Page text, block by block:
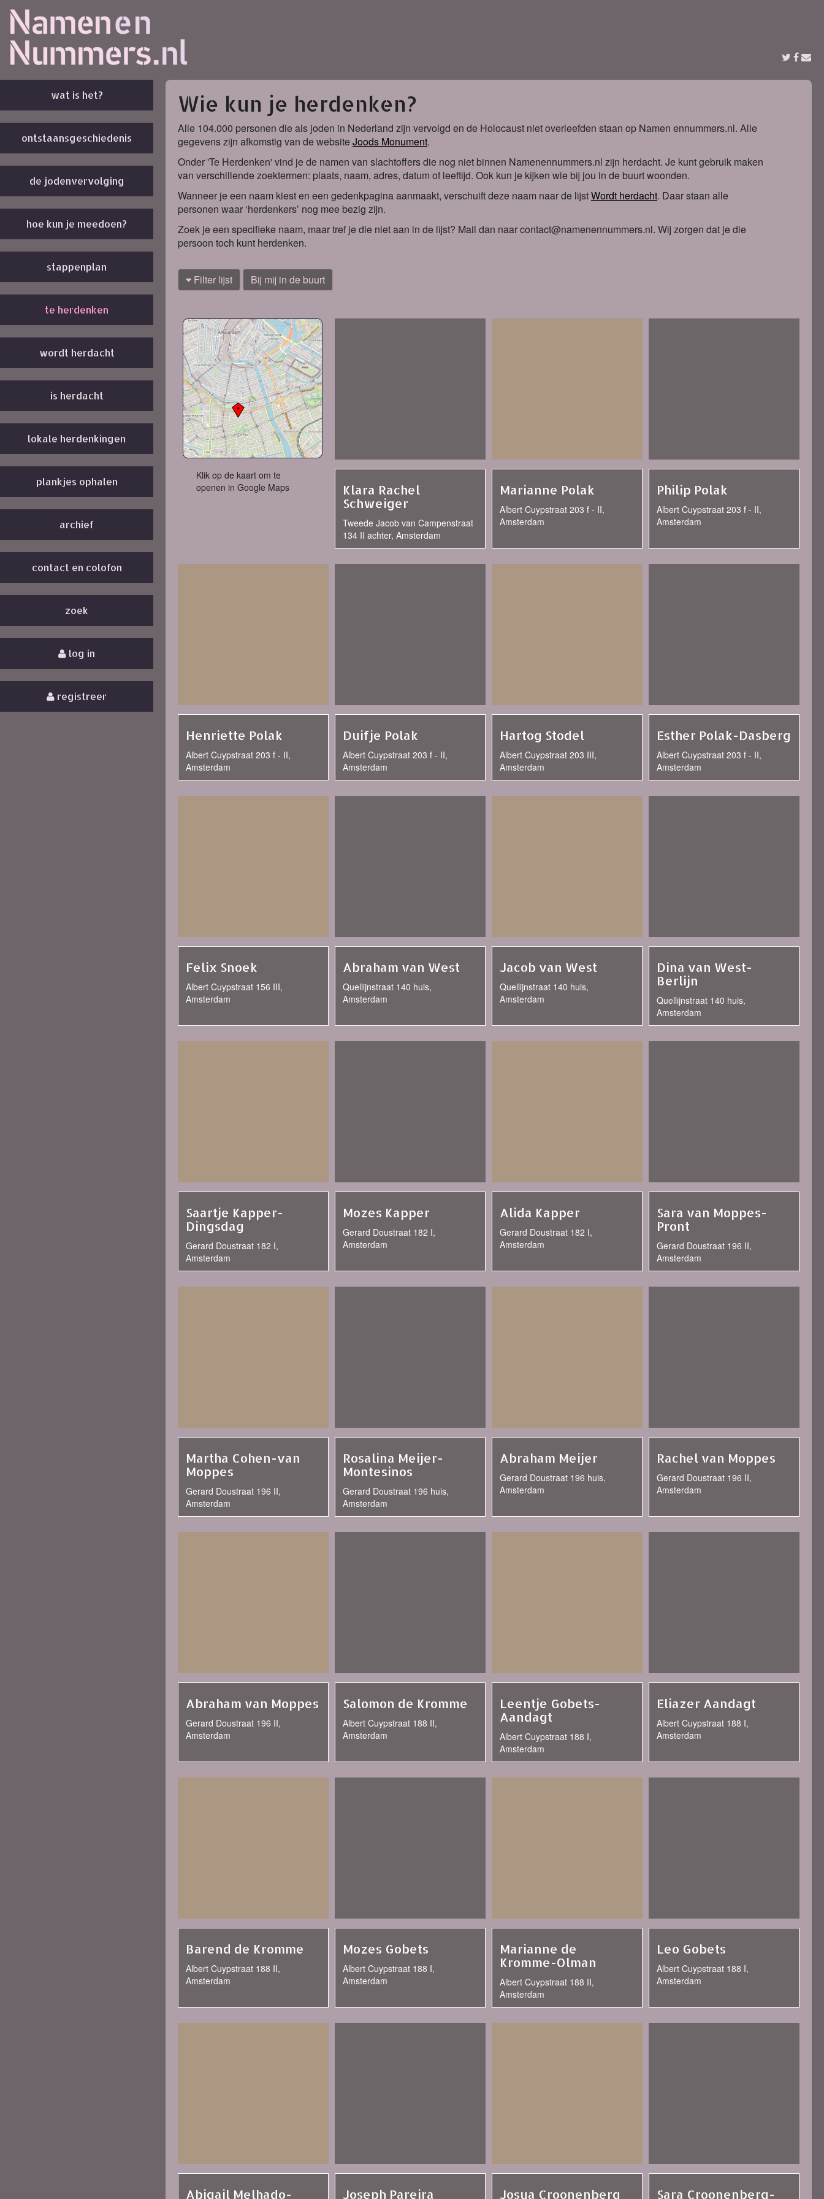
wat is het?
ontstaansgeschiedenis
de jodenvervolging
hoe kun je meedoen?
stappenplan
te herdenken
wordt herdacht
is herdacht
lokale herdenkingen
plankjes ophalen
archief
contact en colofon
zoek
log in
registreer
Wie kun je herdenken?
Alle 104.000 personen die als joden in Nederland zijn vervolgd en de Holocaust niet overleefden staan op Namen ennummers.nl. Alle
gegevens zijn afkomstig van de websiteJoods Monument.
Onder 'Te Herdenken' vind je de namen van slachtoffers die nog niet binnen Namenennummers.nl zijn herdacht. Je kunt gebruik maken
van verschillende zoektermen: plaats, naam, adres, datum of leeftijd. Ook kun je kijken wie bij jou in de buurt woonden.
Wanneer je een naam kiest en een gedenkpagina aanmaakt, verschuift deze naam naar de lijstWordt herdacht. Daar staan alle
personen waar ‘herdenkers’ nog mee bezig zijn.
Zoek je een specifieke naam, maar tref je die niet aan in de lijst? Mail dan naar contact@namenennummers.nl. Wij zorgen dat je die
persoon toch kunt herdenken.
Filter lijst Bij mij in de buurt
Klik op de kaart om te
openen in Google Maps
Klara Rachel
Schweiger
Tweede Jacob van Campenstraat
134 II achter, Amsterdam
Marianne Polak
Albert Cuypstraat 203 f - II,
Amsterdam
Philip Polak
Albert Cuypstraat 203 f - II,
Amsterdam
Henriette Polak
Albert Cuypstraat 203 f - II,
Amsterdam
Duifje Polak
Albert Cuypstraat 203 f - II,
Amsterdam
Hartog Stodel
Albert Cuypstraat 203 III,
Amsterdam
Esther Polak-Dasberg
Albert Cuypstraat 203 f - II,
Amsterdam
Felix Snoek
Albert Cuypstraat 156 III,
Amsterdam
Abraham van West
Quellijnstraat 140 huis,
Amsterdam
Jacob van West
Quellijnstraat 140 huis,
Amsterdam
Dina van West-
Berlijn
Quellijnstraat 140 huis,
Amsterdam
Saartje Kapper-
Dingsdag
Gerard Doustraat 182 I,
Amsterdam
Mozes Kapper
Gerard Doustraat 182 I,
Amsterdam
Alida Kapper
Gerard Doustraat 182 I,
Amsterdam
Sara van Moppes-
Pront
Gerard Doustraat 196 II,
Amsterdam
Martha Cohen-van
Moppes
Gerard Doustraat 196 II,
Amsterdam
Rosalina Meijer-
Montesinos
Gerard Doustraat 196 huis,
Amsterdam
Abraham Meijer
Gerard Doustraat 196 huis,
Amsterdam
Rachel van Moppes
Gerard Doustraat 196 II,
Amsterdam
Abraham van Moppes
Gerard Doustraat 196 II,
Amsterdam
Salomon de Kromme
Albert Cuypstraat 188 II,
Amsterdam
Leentje Gobets-
Aandagt
Albert Cuypstraat 188 I,
Amsterdam
Eliazer Aandagt
Albert Cuypstraat 188 I,
Amsterdam
Barend de Kromme
Albert Cuypstraat 188 II,
Amsterdam
Mozes Gobets
Albert Cuypstraat 188 I,
Amsterdam
Marianne de
Kromme-Olman
Albert Cuypstraat 188 II,
Amsterdam
Leo Gobets
Albert Cuypstraat 188 I,
Amsterdam
Abigail Melhado- Joseph Pareira Josua Croonenberg Sara Croonenberg-